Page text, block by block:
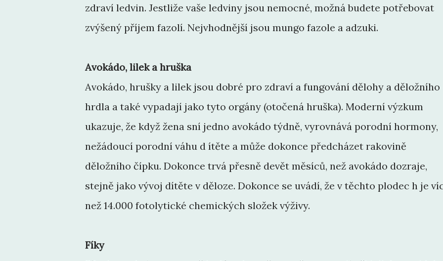
zdraví ledvin. Jestliže vaše ledviny jsou nemocné, možná budete potřebovat
zvýšený příjem fazolí. Nejvhodnější jsou mungo fazole a adzuki.
Avokádo, lilek a hruška
Avokádo, hrušky a lilek jsou dobré pro zdraví a fungování dělohy a děložního
hrdla a také vypadají jako tyto orgány (otočená hruška). Moderní výzkum
ukazuje, že když žena sní jedno avokádo týdně, vyrovnává porodní hormony,
nežádoucí porodní váhu d ítěte a může dokonce předcházet rakovině
děložního čípku. Dokonce trvá přesně devět měsíců, než avokádo dozraje,
stejně jako vývoj dítěte v děloze. Dokonce se uvádí, že v těchto plodec h je
než 14.000 fotolytické chemických složek výživy.
Fíky